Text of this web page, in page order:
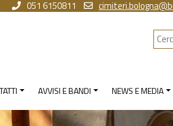
051 6150811
AVVISI E BANDI NEWS E MEDIA